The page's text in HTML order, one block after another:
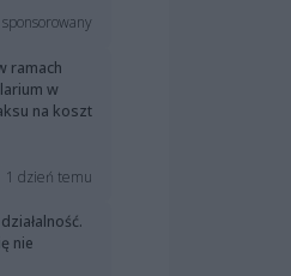
ramach
w
na koszt
1 dzień temu
nie